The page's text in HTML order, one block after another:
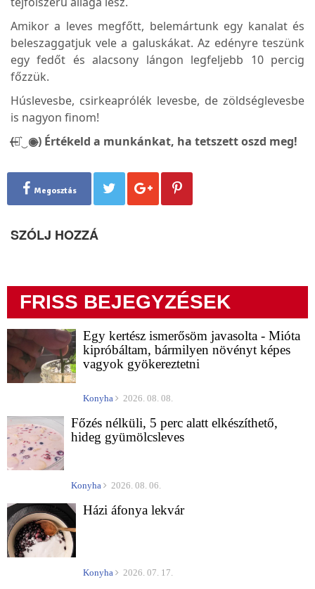
Amikor a leves megfőtt, belemártunk egy kanalat és
beleszaggatjuk vele a galuskákat. Az edényre teszünk
egy fedőt és alacsony lángon legfeljebb 10 percig
főzzük.
Húslevesbe, csirkeaprólék levesbe, de zöldséglevesbe
is nagyon finom!
(̶◉͛‿◉̶) Értékeld a munkánkat, ha tetszett oszd meg!
Megosztás
SZÓLJ HOZZÁ
FRISS BEJEGYZÉSEK
Egy kertész ismerősöm javasolta - Mióta
kipróbáltam, bármilyen növényt képes
vagyok gyökereztetni
Konyha 2026. 08. 08.
Főzés nélküli, 5 perc alatt elkészíthető,
hideg gyümölcsleves
Konyha 2026. 08. 06.
Házi áfonya lekvár
Konyha 2026. 07. 17.